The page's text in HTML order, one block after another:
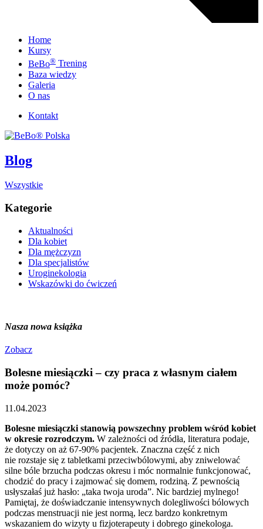
Home
Kursy
BeBo® Trening
Baza wiedzy
Galeria
O nas
Kontakt
Blog
Wszystkie
Kategorie
Aktualności
Dla kobiet
Dla mężczyzn
Dla specjalistów
Uroginekologia
Wskazówki do ćwiczeń
Nasza nowa książka
Zobacz
Bolesne miesiączki – czy praca z własnym ciałem
może pomóc?
11.04.2023
Bolesne miesiączki stanowią powszechny problem wśród kobiet
w okresie rozrodczym. W zależności od źródła, literatura podaje,
że dotyczy on aż 67-90% pacjentek. Znaczna część z nich
nie rozstaje się z tabletkami przeciwbólowymi, aby zniwelować
silne bóle brzucha podczas okresu i móc normalnie funkcjonować,
chodzić do pracy i zajmować się domem, rodziną. Z pewnością
usłyszałaś już hasło: „taka twoja uroda”. Nic bardziej mylnego!
Pamiętaj, że doświadczanie intensywnych dolegliwości bólowych
podczas menstruacji nie jest normą, lecz bardzo konkretnym
wskazaniem do wizyty u fizjoterapeuty i dobrego ginekologa.